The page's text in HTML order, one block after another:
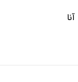
آنا